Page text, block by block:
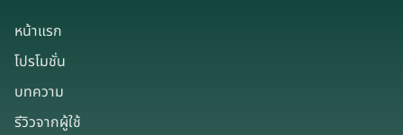
หน้าแรก
โปรโมชั่น
บทความ
รีวิวจากผู้ใช้